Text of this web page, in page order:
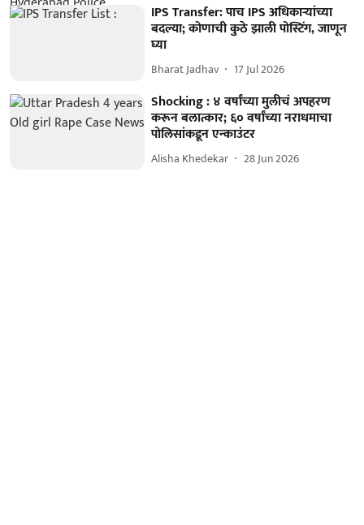
IPS Transfer: पाच IPS अधिकाऱ्यांच्या
बदल्या; कोणाची कुठे झाली पोस्टिंग, जाणून
घ्या
Bharat Jadhav 17 Jul 2026
Shocking : ४ वर्षांच्या मुलीचं अपहरण
करून बलात्कार; ६० वर्षांच्या नराधमाचा
पोलिसांकडून एन्काउंटर
Alisha Khedekar 28 Jun 2026